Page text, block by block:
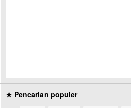
★ Pencarian populer